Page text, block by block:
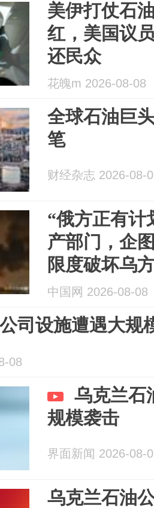
美伊打仗石
红，美国议
还民众
花魄m 2026-08-08
全球石油巨
笔
财经杂志 2026-08-
“俄方正有计
产部门，企
限度破坏乌
中国网 2026-08-08
司设施遭遇大规
08
乌克兰石
规模袭击
界面新闻 2026-08-
乌克兰石油